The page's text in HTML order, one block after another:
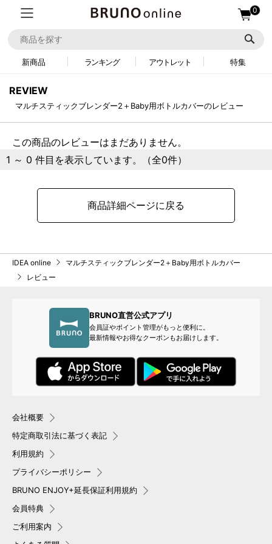
0
新商品 ランキング アウトレット 特集
REVIEW
マルチスティックブレンダー2＋Baby用ボトルカバーのレビュー
この商品のレビューはまだありません。
1 ～ 0 件目を表示しています。（全0件）
商品詳細ページに戻る
IDEA online
マルチスティックブレンダー2＋Baby用ボトルカバー
レビュー
BRUNO直営公式アプリ
会員証やポイント管理がもっと便利に。
最新情報やお得なクーポンもお届けします。
会社概要
特定商取引法に基づく表記
利用規約
プライバシーポリシー
BRUNO ENJOY+延長保証利用規約
会員特典
ご利用案内